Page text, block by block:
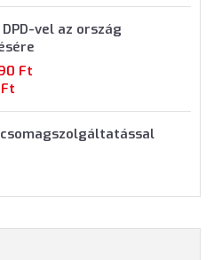
vel az ország
Ft